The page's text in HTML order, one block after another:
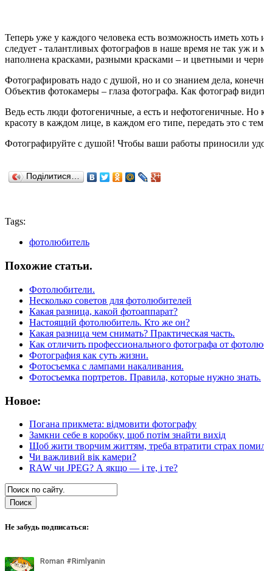
Теперь уже у каждого человека есть возможность иметь
следует - талантливых фотографов в наше время не так уж
наполнена красками, разными красками – и цветными и
Фотографировать надо с душой, но и со знанием дела,
Объектив фотокамеры – глаза фотографа. Как фотограф
Ведь есть люди фотогеничные, а есть и нефотогеничные. Но
красоту в каждом лице, в каждом его типе, передать это с
Фотографируйте с душой! Чтобы ваши работы приносили
Поділитися…
Tags:
фотолюбитель
Похожие статьи.
Фотолюбители.
Несколько советов для фотолюбителей
Какая разница, какой фотоаппарат?
Настоящий фотолюбитель. Кто же он?
Какая разница чем снимать? Практическая часть.
Как отличить профессионального фотографа от
Фотография как суть жизни.
Фотосъемка с лампами накаливания.
Фотосъемка портретов. Правила, которые нужно знать.
Новое:
Погана прикмета: відмовити фотографу
Замкни себе в коробку, щоб потім знайти вихід
Щоб жити творчим життям, треба втратити страх
Чи важливий вік камери?
RAW чи JPEG? А якщо — і те, і те?
Не забудь подписаться: